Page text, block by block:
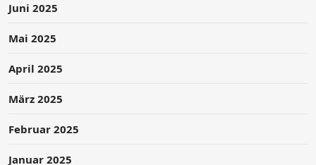
Juni 2025
Mai 2025
April 2025
März 2025
Februar 2025
Januar 2025